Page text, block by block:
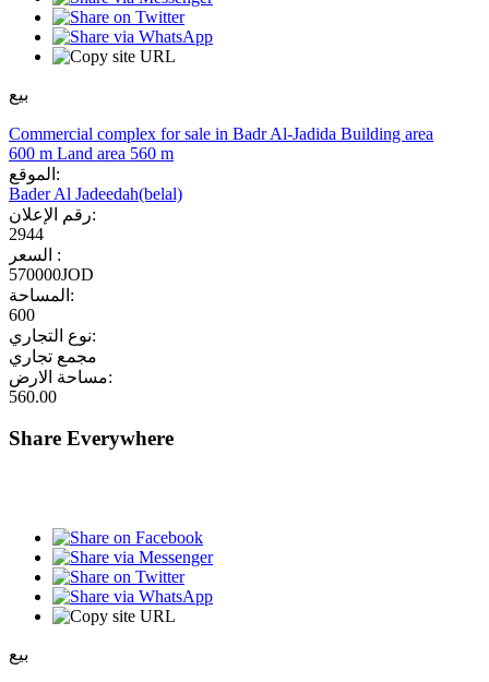
بيع
Commercial complex for sale in Badr Al-Jadida Building area
600 m Land area 560 m
الموقع:
Bader Al Jadeedah(belal)
رقم الإعلان:
2944
السعر :
570000JOD
المساحة:
600
نوع التجاري:
مجمع تجاري
مساحة الارض:
560.00
Share Everywhere
بيع